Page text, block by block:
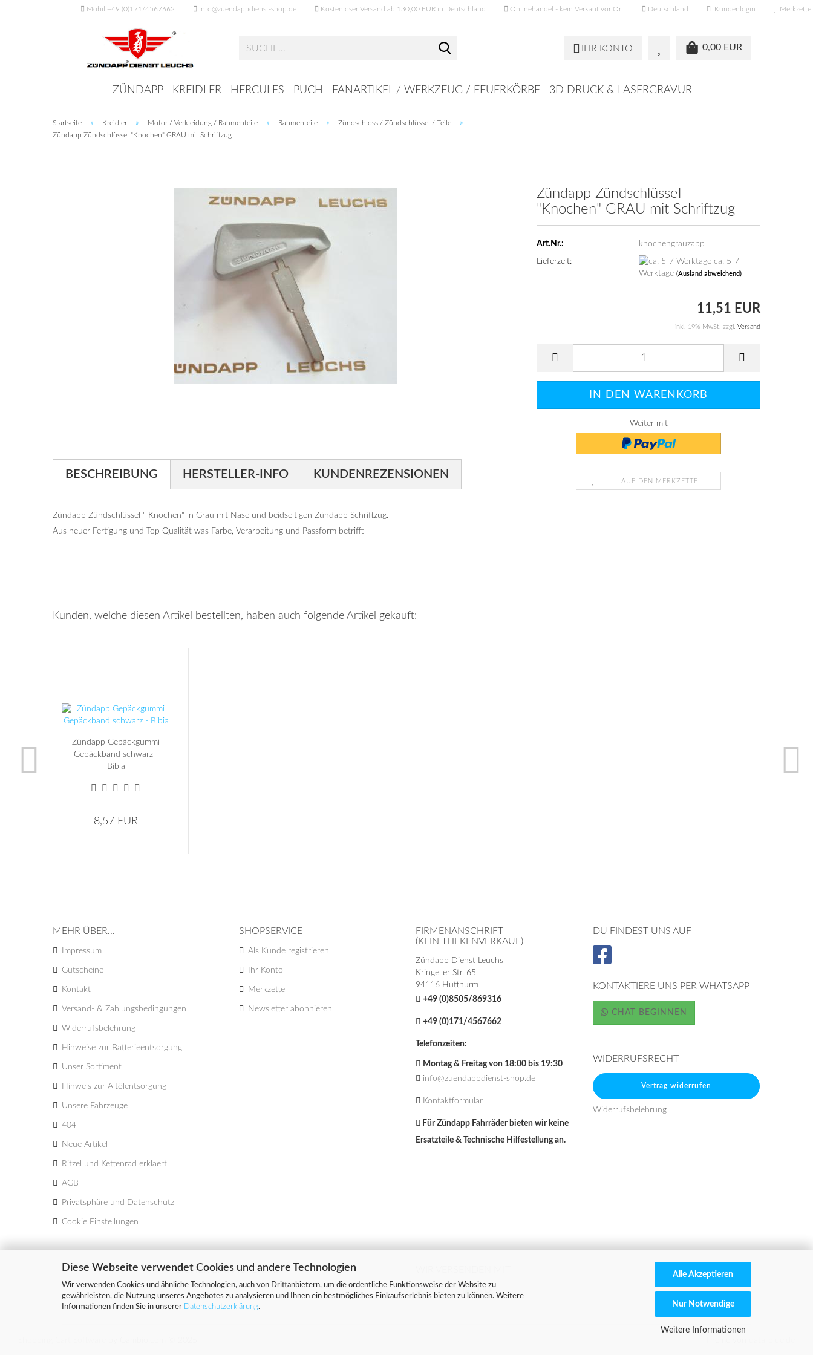
Diese Webseite verwendet Cookies und andere Technologien
Wir verwenden Cookies und ähnliche Technologien, auch von Drittanbietern, um die ordentliche Funktionsweise der Website zu
gewährleisten, die Nutzung unseres Angebotes zu analysieren und Ihnen ein bestmögliches Einkaufserlebnis bieten zu können. Weitere
Informationen finden Sie in unserer
Datenschutzerklärung.
Alle Akzeptieren
Nur Notwendige
Weitere Informationen
Mobil +49 (0)171/4567662 info@zuendappdienst-shop.de Kostenloser Versand ab 130,00 EUR in Deutschland Onlinehandel - kein Verkauf vor Ort Deutschland Kundenlogin Merkzettel
0,00 EUR
IHR KONTO
ZÜNDAPP KREIDLER HERCULES PUCH FANARTIKEL / WERKZEUG / FEUERKÖRBE 3D DRUCK & LASERGRAVUR
Startseite » Kreidler » Motor / Verkleidung / Rahmenteile » Rahmenteile » Zündschloss / Zündschlüssel / Teile »
Zündapp Zündschlüssel "Knochen" GRAU mit Schriftzug
Zündapp Zündschlüssel
"Knochen" GRAU mit Schriftzug
Art.Nr.: knochengrauzapp
Lieferzeit:
ca. 5-7
Werktage(Ausland abweichend)
11,51 EUR
inkl. 19% MwSt. zzgl. Versand
Weiter mit
AUF DEN MERKZETTEL
BESCHREIBUNG HERSTELLER-INFO KUNDENREZENSIONEN
Zündapp Zündschlüssel " Knochen" in Grau mit Nase und beidseitigen Zündapp Schriftzug.
Aus neuer Fertigung und Top Qualität was Farbe, Verarbeitung und Passform betrifft
Kunden, welche diesen Artikel bestellten, haben auch folgende Artikel gekauft:
Zündapp Gepäckgummi
Gepäckband schwarz -
Bibia
8,57 EUR
MEHR ÜBER...
Impressum
Gutscheine
Kontakt
Versand- & Zahlungsbedingungen
Widerrufsbelehrung
Hinweise zur Batterieentsorgung
Unser Sortiment
Hinweis zur Altölentsorgung
Unsere Fahrzeuge
404
Neue Artikel
Ritzel und Kettenrad erklaert
AGB
Privatsphäre und Datenschutz
Cookie Einstellungen
SHOPSERVICE
Als Kunde registrieren
Ihr Konto
Merkzettel
Newsletter abonnieren
FIRMENANSCHRIFT
(KEIN THEKENVERKAUF)
Zündapp Dienst Leuchs
Kringeller Str. 65
94116 Hutthurm
+49 (0)8505/869316
+49 (0)171/4567662
Telefonzeiten:
Montag & Freitag von 18:00 bis 19:30
info@zuendappdienst-shop.de
Kontaktformular
Für Zündapp Fahrräder bieten wir keine
Ersatzteile & Technische Hilfestellung an.
DU FINDEST UNS AUF
KONTAKTIERE UNS PER WHATSAPP
CHAT BEGINNEN
WIDERRUFSRECHT
Vertrag widerrufen
Widerrufsbelehrung
SICHER EINKAUFEN MIT
Theme vondata-blue.de